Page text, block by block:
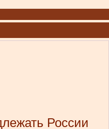
России